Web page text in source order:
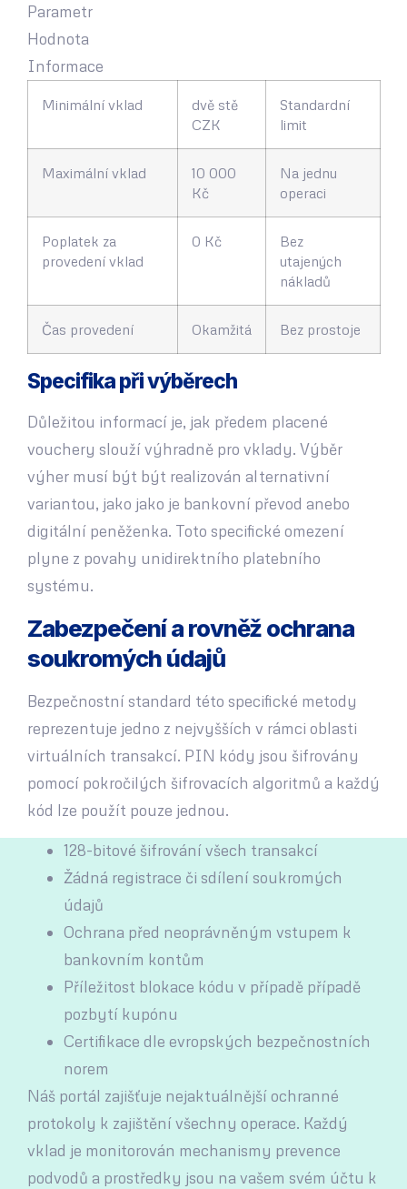
Parametr
Hodnota
Informace
Minimální vklad
dvě stě
CZK
Standardní
limit
Maximální vklad
10 000
Kč
Na jednu
operaci
Poplatek za
provedení vklad
0 Kč
Bez
utajených
nákladů
Čas provedení Okamžitá Bez prostoje
Specifika při výběrech
Důležitou informací je, jak předem placené
vouchery slouží výhradně pro vklady. Výběr
výher musí být být realizován alternativní
variantou, jako jako je bankovní převod anebo
digitální peněženka. Toto specifické omezení
plyne z povahy unidirektního platebního
systému.
Zabezpečení a rovněž ochrana
soukromých údajů
Bezpečnostní standard této specifické metody
reprezentuje jedno z nejvyšších v rámci oblasti
virtuálních transakcí. PIN kódy jsou šifrovány
pomocí pokročilých šifrovacích algoritmů a každý
kód lze použít pouze jednou.
128-bitové šifrování všech transakcí
Žádná registrace či sdílení soukromých
údajů
Ochrana před neoprávněným vstupem k
bankovním kontům
Příležitost blokace kódu v případě případě
pozbytí kupónu
Certifikace dle evropských bezpečnostních
norem
Náš portál zajišťuje nejaktuálnější ochranné
protokoly k zajištění všechny operace. Každý
vklad je monitorován mechanismy prevence
podvodů a prostředky jsou na vašem svém účtu k